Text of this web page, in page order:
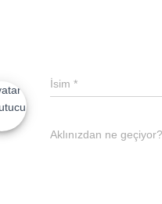
İsim *
Aklınızdan ne geçiyor?